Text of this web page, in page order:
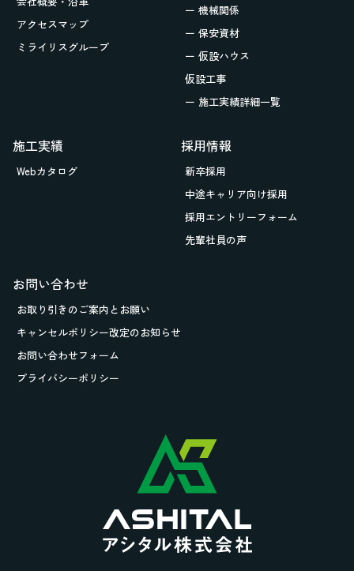
アクセスマップ
ミライリスグループ
ー 機械関係
ー 保安資材
ー 仮設ハウス
仮設工事
ー 施工実績詳細一覧
施工実績
Webカタログ
採用情報
新卒採用
中途キャリア向け採用
採用エントリーフォーム
先輩社員の声
お問い合わせ
お取り引きのご案内とお願い
キャンセルポリシー改定のお知らせ
お問い合わせフォーム
プライバシーポリシー